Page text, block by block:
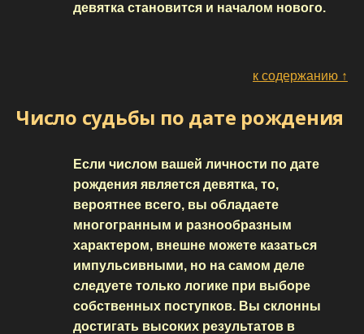
девятка становится и началом нового.
к содержанию ↑
Число судьбы по дате рождения
Если числом вашей личности по дате
рождения является девятка, то,
вероятнее всего, вы обладаете
многогранным и разнообразным
характером, внешне можете казаться
импульсивными, но на самом деле
следуете только логике при выборе
собственных поступков. Вы склонны
достигать высоких результатов в